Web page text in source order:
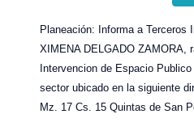
Planeación: Informa a Terceros
XIMENA DELGADO ZAMORA,
Intervencion de Espacio
sector ubicado en la siguiente
Mz. 17 Cs. 15 Quintas de San